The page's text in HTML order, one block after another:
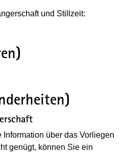
und Stillzeit:
über das Vorliegen
genügt, können Sie ein